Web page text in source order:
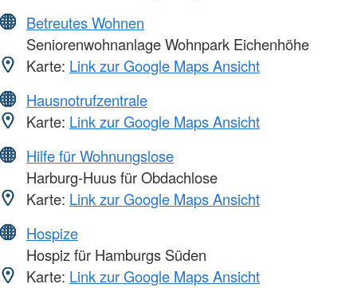
Betreutes Wohnen
Seniorenwohnanlage Wohnpark Eichenhöhe
Karte: Link zur Google Maps Ansicht
Hausnotrufzentrale
Karte: Link zur Google Maps Ansicht
Hilfe für Wohnungslose
Harburg-Huus für Obdachlose
Karte: Link zur Google Maps Ansicht
Hospize
Hospiz für Hamburgs Süden
Karte: Link zur Google Maps Ansicht